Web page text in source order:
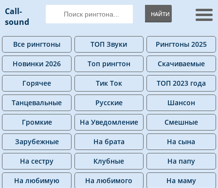
Call-
sound
НАЙТИ
Все рингтоны ТОП Звуки Рингтоны 2025
Новинки 2026 Топ рингтон Скачиваемые
Горячее Тик Ток ТОП 2023 года
Танцевальные Русские Шансон
Громкие На Уведомление Смешные
Зарубежные На брата На сына
На сестру Клубные На папу
На любимую На любимого На маму